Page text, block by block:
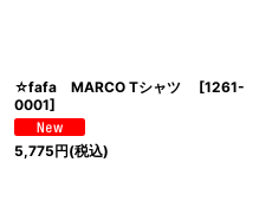
☆fafa MARCO Tシャツ [1261-
0001]
5,775円(税込)